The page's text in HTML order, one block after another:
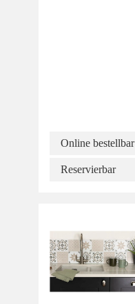
Online bestellbar
Reservierbar